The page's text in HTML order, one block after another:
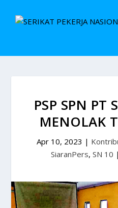
PSP SPN PT
MENOLAK
Apr 10, 2023 |
SiaranPers, SN 10 |